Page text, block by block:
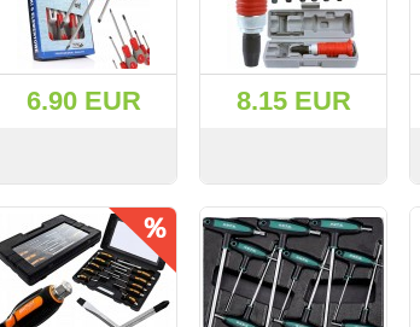
6.90 EUR
СМОТРЕТЬKУПИТЬ
8.15 EUR
СМОТРЕТЬKУПИТЬ